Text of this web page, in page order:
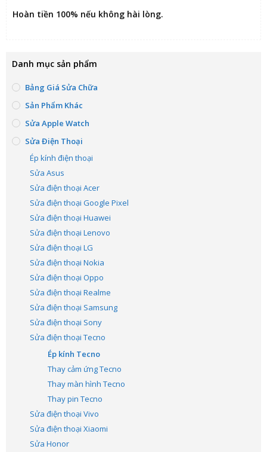
Hoàn tiền 100% nếu không hài lòng.
Danh mục sản phẩm
Bảng Giá Sửa Chữa
Sản Phẩm Khác
Sửa Apple Watch
Sửa Điện Thoại
Ép kính điện thoại
Sửa Asus
Sửa điện thoại Acer
Sửa điện thoại Google Pixel
Sửa điện thoại Huawei
Sửa điện thoại Lenovo
Sửa điện thoại LG
Sửa điện thoại Nokia
Sửa điện thoại Oppo
Sửa điện thoại Realme
Sửa điện thoại Samsung
Sửa điện thoại Sony
Sửa điện thoại Tecno
Ép kính Tecno
Thay cảm ứng Tecno
Thay màn hình Tecno
Thay pin Tecno
Sửa điện thoại Vivo
Sửa điện thoại Xiaomi
Sửa Honor